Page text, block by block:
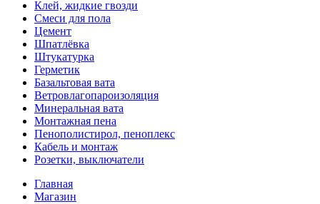
Клей, жидкие гвозди
Смеси для пола
Цемент
Шпатлёвка
Штукатурка
Герметик
Базальтовая вата
Ветровлагопароизоляция
Минеральная вата
Монтажная пена
Пенополистирол, пеноплекс
Кабель и монтаж
Розетки, выключатели
Главная
Магазин